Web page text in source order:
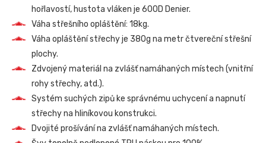
hořlavostí, hustota vláken je 600D Denier.
Váha střešního opláštění: 18kg.
Váha opláštění střechy je 380g na metr čtvereční střešní
plochy.
Zdvojený materiál na zvlášť namáhaných místech (vnitřní
rohy střechy, atd.).
Systém suchých zipů ke správnému uchycení a napnutí
střechy na hliníkovou konstrukci.
Dvojité prošívání na zvlášť namáhaných místech.